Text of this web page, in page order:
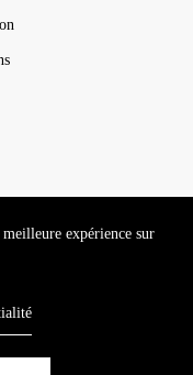
expérience sur